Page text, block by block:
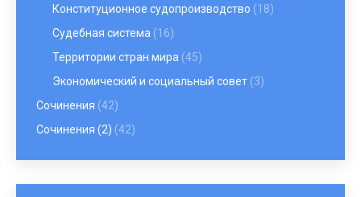
Конституционное судопроизводство (18)
Судебная система (16)
Территории стран мира (45)
Экономический и социальный совет (3)
Сочинения (42)
Сочинения (2) (42)